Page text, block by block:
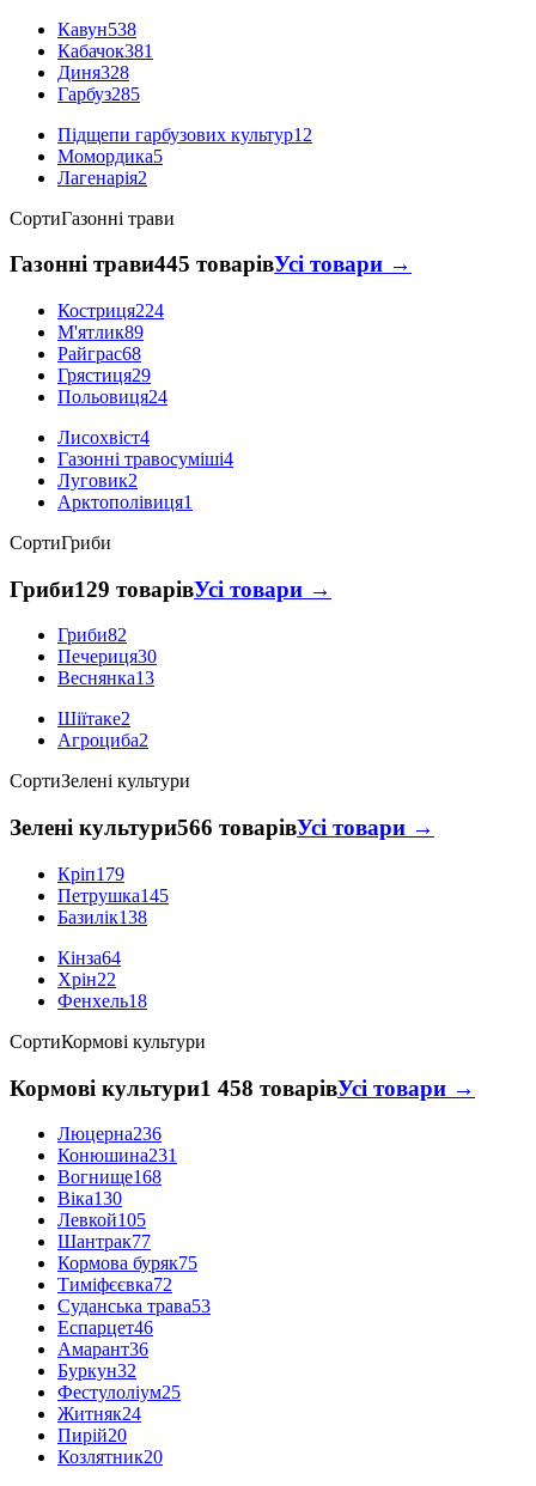
Кавун538
Кабачок381
Диня328
Гарбуз285
Підщепи гарбузових культур12
Момордика5
Лагенарія2
СортиГазонні трави
Газонні трави445 товарівУсі товари →
Костриця224
М'ятлик89
Райграс68
Грястиця29
Польовиця24
Лисохвіст4
Газонні травосуміші4
Луговик2
Арктополівиця1
СортиГриби
Гриби129 товарівУсі товари →
Гриби82
Печериця30
Веснянка13
Шіїтаке2
Агроциба2
СортиЗелені культури
Зелені культури566 товарівУсі товари →
Кріп179
Петрушка145
Базилік138
Кінза64
Хрін22
Фенхель18
СортиКормові культури
Кормові культури1 458 товарівУсі товари →
Люцерна236
Конюшина231
Вогнище168
Віка130
Левкой105
Шантрак77
Кормова буряк75
Тиміфєєвка72
Суданська трава53
Еспарцет46
Амарант36
Буркун32
Фестулоліум25
Житняк24
Пирій20
Козлятник20